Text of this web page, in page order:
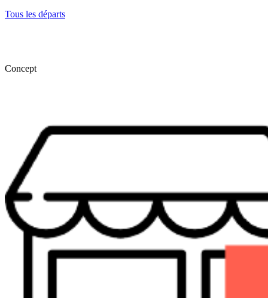
Tous les départs
Concept